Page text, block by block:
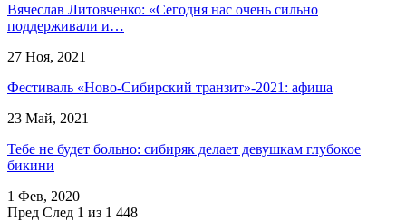
Вячеслав Литовченко: «Сегодня нас очень сильно
поддерживали и…
27 Ноя, 2021
Фестиваль «Ново-Сибирский транзит»-2021: афиша
23 Май, 2021
Тебе не будет больно: сибиряк делает девушкам глубокое
бикини
1 Фев, 2020
Пред След 1 из 1 448